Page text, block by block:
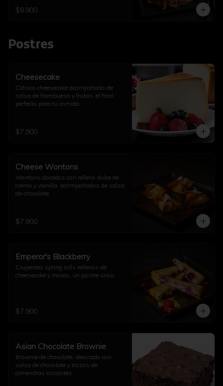
$8.900
Postres
Cheesecake
Clásico cheesecake acompañado de
salsa de frambuesa y frutas, el final
perfecto para tu comida.
$7.900
Cheese Wontons
Wontons dorados con relleno dulce de
crema y vainilla, acompañados de salsa
de chocolate.
$7.900
Emperor's Blackberry
Crujientes spring rolls rellenos de
cheesecake y moras, un postre único.
$7.900
Asian Chocolate Brownie
Brownie de chocolate, decorado con
salsa de chocolate y trozos de
almendras crocantes